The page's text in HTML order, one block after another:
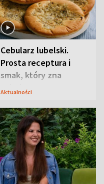
Cebularz lubelski.
Prosta receptura i
smak, który zna
Lubelszczyzna
Aktualności